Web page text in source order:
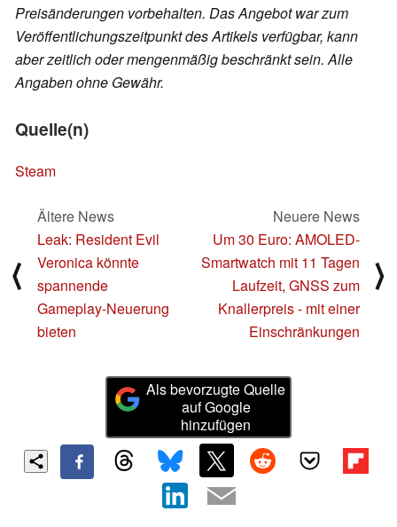
Preisänderungen vorbehalten. Das Angebot war zum
Veröffentlichungszeitpunkt des Artikels verfügbar, kann
aber zeitlich oder mengenmäßig beschränkt sein. Alle
Angaben ohne Gewähr.
Quelle(n)
Steam
⟨
Ältere News
Leak: Resident Evil
Veronica könnte
spannende
Gameplay-Neuerung
bieten
Neuere News
Um 30 Euro: AMOLED-
Smartwatch mit 11 Tagen
Laufzeit, GNSS zum
Knallerpreis - mit einer
Einschränkungen
⟩
Als bevorzugte Quelle
auf Google
hinzufügen